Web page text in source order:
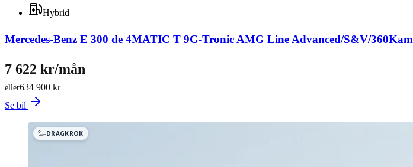
Hybrid
Mercedes-Benz E 300 de 4MATIC T 9G-Tronic AMG Line Advanced/S&V/360Kam
634 900 kr
eller
7 622 kr/mån
Se bil
DRAGKROK